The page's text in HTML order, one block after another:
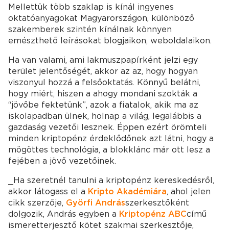
Mellettük több szaklap is kínál ingyenes
oktatóanyagokat Magyarországon, különböző
szakemberek szintén kínálnak könnyen
emészthető leírásokat blogjaikon, weboldalaikon.
Ha van valami, ami lakmuszpapírként jelzi egy
terület jelentőségét, akkor az az, hogy hogyan
viszonyul hozzá a felsőoktatás. Könnyű belátni,
hogy miért, hiszen a ahogy mondani szokták a
“jövőbe fektetünk”, azok a fiatalok, akik ma az
iskolapadban ülnek, holnap a világ, legalábbis a
gazdaság vezetői lesznek. Éppen ezért örömteli
minden kriptopénz érdeklődőnek azt látni, hogy a
mögöttes technológia, a blokklánc már ott lesz a
fejében a jövő vezetőinek.
_Ha szeretnél tanulni a kriptopénz kereskedésről,
akkor látogass el a Kripto Akadémiára, ahol jelen
cikk szerzője, Györfi Andrásszerkesztőként
dolgozik, András egyben a Kriptopénz ABCcímű
ismeretterjesztő kötet szakmai szerkesztője,